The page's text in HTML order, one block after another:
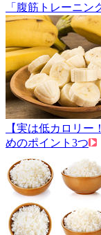
「腹筋トレーニン
【実は低カロリ
めのポイント3つ